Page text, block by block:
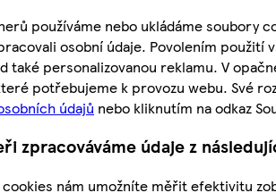
používáme nebo ukládáme soubory
osobní údaje. Povolením použití
také personalizovanou reklamu. V
potřebujeme k provozu webu. Své
údajů nebo kliknutím na odkaz
zpracováváme údaje z
nám umožníte měřit efektivitu